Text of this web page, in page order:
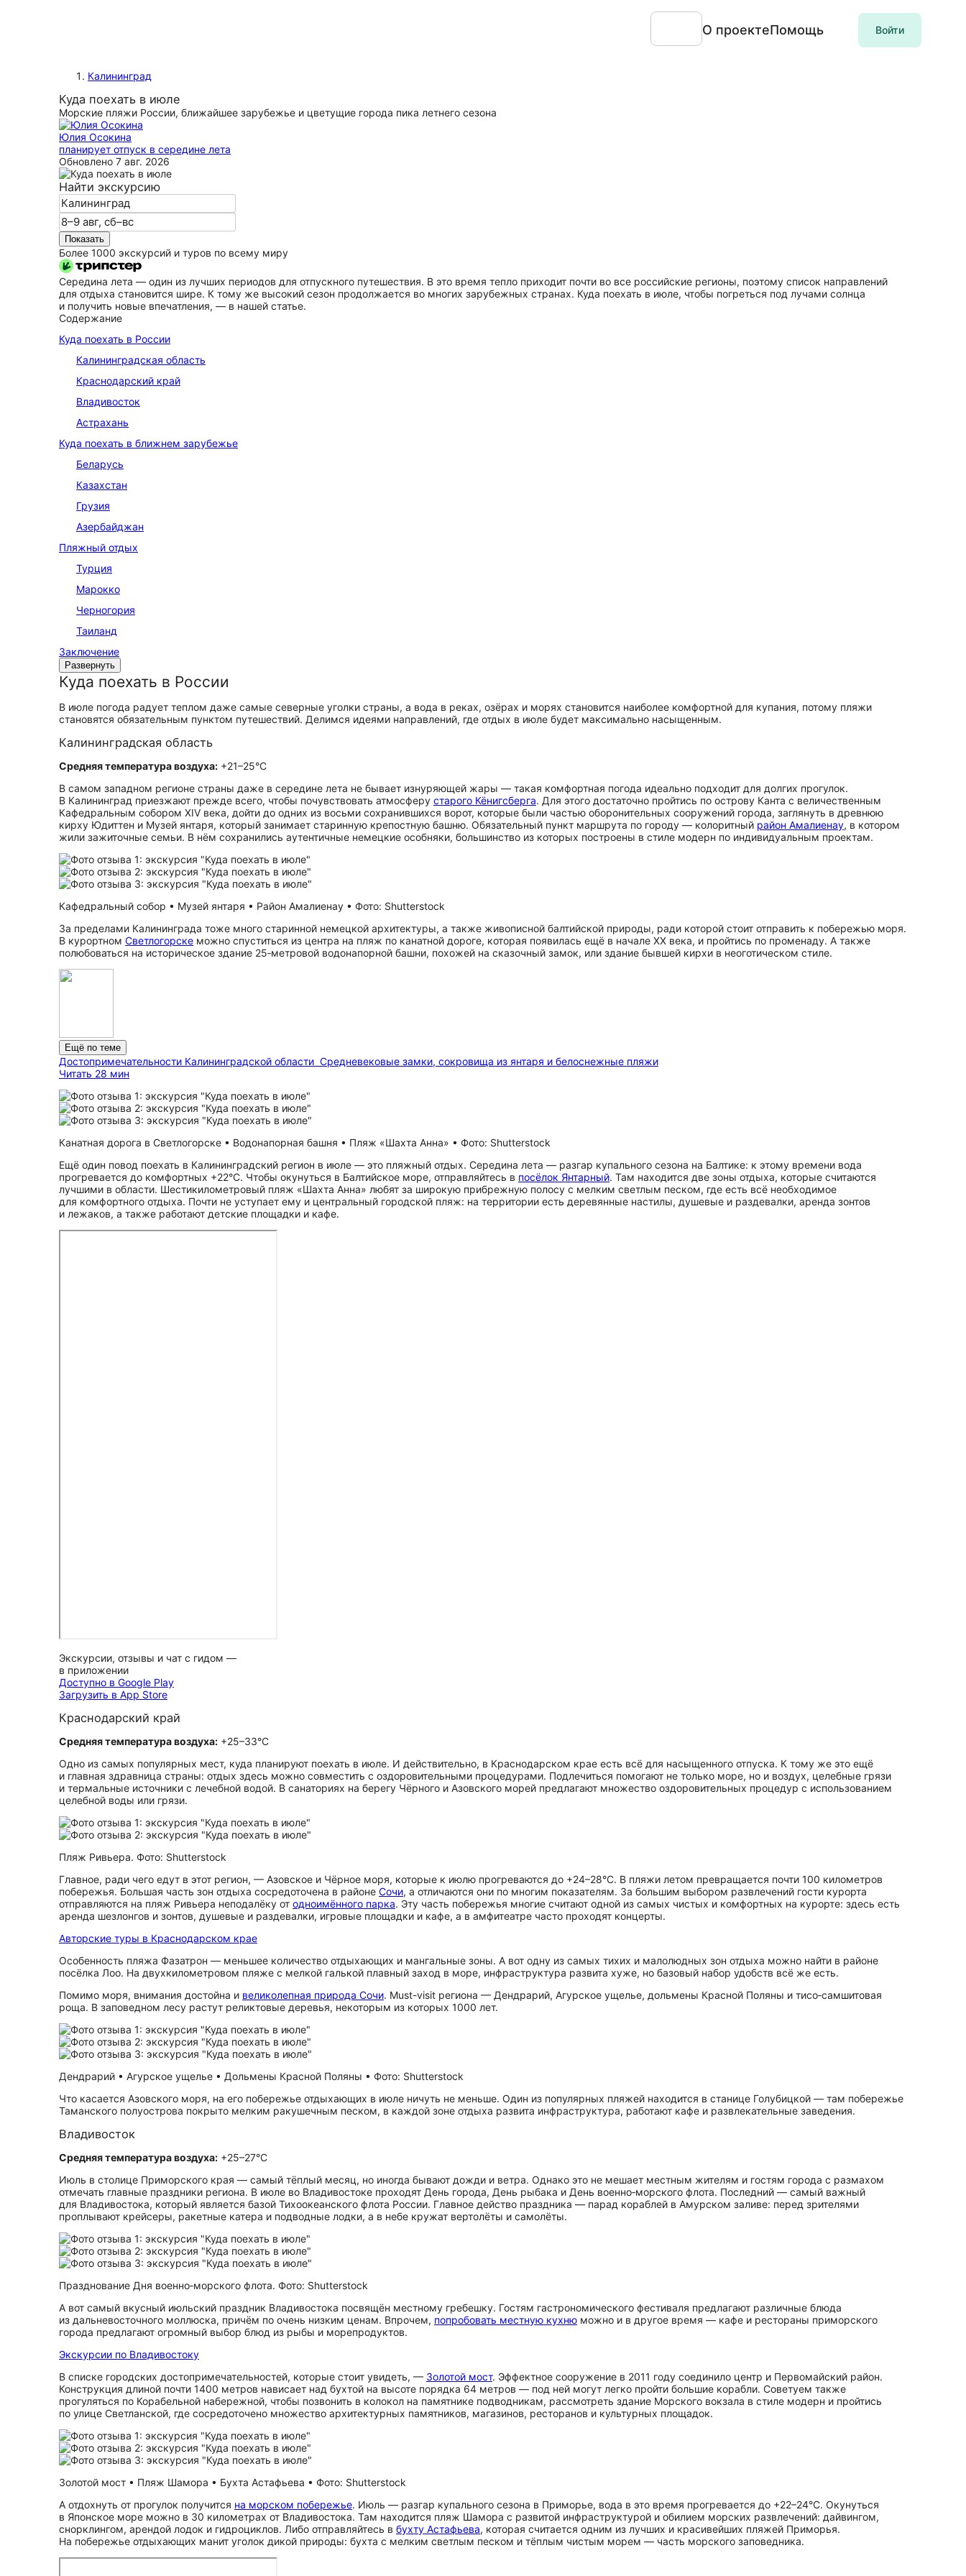
О проектеПомощь Войти
Калининград
Куда поехать в июле
Морские пляжи России, ближайшее зарубежье и цветущие города пика летнего сезона
Юлия Осокина
планирует отпуск в середине лета
Обновлено 7 авг. 2026
Найти экскурсию
Показать
Более 1000 экскурсий и туров по всему миру
Середина лета — один из лучших периодов для отпускного путешествия. В это время тепло приходит почти во все российские регионы, поэтому список направлений
для отдыха становится шире. К тому же высокий сезон продолжается во многих зарубежных странах. Куда поехать в июле, чтобы погреться под лучами солнца
и получить новые впечатления, — в нашей статье.
Содержание
Куда поехать в России
Калининградская область
Краснодарский край
Владивосток
Астрахань
Куда поехать в ближнем зарубежье
Беларусь
Казахстан
Грузия
Азербайджан
Пляжный отдых
Турция
Марокко
Черногория
Таиланд
Заключение
Развернуть
Куда поехать в России
В июле погода радует теплом даже самые северные уголки страны, а вода в реках, озёрах и морях становится наиболее комфортной для купания, потому пляжи
становятся обязательным пунктом путешествий. Делимся идеями направлений, где отдых в июле будет максимально насыщенным.
Калининградская область
Средняя температура воздуха: +21–25°C
В самом западном регионе страны даже в середине лета не бывает изнуряющей жары — такая комфортная погода идеально подходит для долгих прогулок.
В Калининград приезжают прежде всего, чтобы почувствовать атмосферу старого Кёнигсберга. Для этого достаточно пройтись по острову Канта с величественным
Кафедральным собором XIV века, дойти до одних из восьми сохранившихся ворот, которые были частью оборонительных сооружений города, заглянуть в древнюю
кирху Юдиттен и Музей янтаря, который занимает старинную крепостную башню. Обязательный пункт маршрута по городу — колоритный район Амалиенау, в котором
жили зажиточные семьи. В нём сохранились аутентичные немецкие особняки, большинство из которых построены в стиле модерн по индивидуальным проектам.
Кафедральный собор • Музей янтаря • Район Амалиенау • Фото: Shutterstock
За пределами Калининграда тоже много старинной немецкой архитектуры, а также живописной балтийской природы, ради которой стоит отправить к побережью моря.
В курортном Светлогорске можно спуститься из центра на пляж по канатной дороге, которая появилась ещё в начале XX века, и пройтись по променаду. А также
полюбоваться на историческое здание 25‑метровой водонапорной башни, похожей на сказочный замок, или здание бывшей кирхи в неоготическом стиле.
Ещё по теме
До­сто­при­ме­ча­тель­но­сти Калининградской области Средневековые замки, сокровища из янтаря и белоснежные пляжи
Читать 28 мин
Канатная дорога в Светлогорске • Водонапорная башня • Пляж «Шахта Анна» • Фото: Shutterstock
Ещё один повод поехать в Калининградский регион в июле — это пляжный отдых. Середина лета — разгар купального сезона на Балтике: к этому времени вода
прогревается до комфортных +22°С. Чтобы окунуться в Балтийское море, отправляйтесь в посёлок Янтарный. Там находится две зоны отдыха, которые считаются
лучшими в области. Шестикилометровый пляж «Шахта Анна» любят за широкую прибрежную полосу с мелким светлым песком, где есть всё необходимое
для комфортного отдыха. Почти не уступает ему и центральный городской пляж: на территории есть деревянные настилы, душевые и раздевалки, аренда зонтов
и лежаков, а также работают детские площадки и кафе.
Экскурсии, отзывы и чат с гидом —
в приложении
Доступно в Google Play
Загрузить в App Store
Краснодарский край
Средняя температура воздуха: +25–33°C
Одно из самых популярных мест, куда планируют поехать в июле. И действительно, в Краснодарском крае есть всё для насыщенного отпуска. К тому же это ещё
и главная здравница страны: отдых здесь можно совместить с оздоровительными процедурами. Подлечиться помогают не только море, но и воздух, целебные грязи
и термальные источники с лечебной водой. В санаториях на берегу Чёрного и Азовского морей предлагают множество оздоровительных процедур с использованием
целебной воды или грязи.
Пляж Ривьера. Фото: Shutterstock
Главное, ради чего едут в этот регион, — Азовское и Чёрное моря, которые к июлю прогреваются до +24–28°C. В пляжи летом превращается почти 100 километров
побережья. Большая часть зон отдыха сосредоточена в районе Сочи, а отличаются они по многим показателям. За большим выбором развлечений гости курорта
отправляются на пляж Ривьера неподалёку от одноимённого парка. Эту часть побережья многие считают одной из самых чистых и комфортных на курорте: здесь есть
аренда шезлонгов и зонтов, душевые и раздевалки, игровые площадки и кафе, а в амфитеатре часто проходят концерты.
Авторские туры в Краснодарском крае
Особенность пляжа Фазатрон — меньшее количество отдыхающих и мангальные зоны. А вот одну из самых тихих и малолюдных зон отдыха можно найти в районе
посёлка Лоо. На двухкилометровом пляже с мелкой галькой плавный заход в море, инфраструктура развита хуже, но базовый набор удобств всё же есть.
Помимо моря, внимания достойна и великолепная природа Сочи. Must-visit региона — Дендрарий, Агурское ущелье, дольмены Красной Поляны и тисо‑самшитовая
роща. В заповедном лесу растут реликтовые деревья, некоторым из которых 1000 лет.
Дендрарий • Агурское ущелье • Дольмены Красной Поляны • Фото: Shutterstock
Что касается Азовского моря, на его побережье отдыхающих в июле ничуть не меньше. Один из популярных пляжей находится в станице Голубицкой — там побережье
Таманского полуострова покрыто мелким ракушечным песком, в каждой зоне отдыха развита инфраструктура, работают кафе и развлекательные заведения.
Владивосток
Средняя температура воздуха: +25–27°C
Июль в столице Приморского края — самый тёплый месяц, но иногда бывают дожди и ветра. Однако это не мешает местным жителям и гостям города с размахом
отмечать главные праздники региона. В июле во Владивостоке проходят День города, День рыбака и День военно‑морского флота. Последний — самый важный
для Владивостока, который является базой Тихоокеанского флота России. Главное действо праздника — парад кораблей в Амурском заливе: перед зрителями
проплывают крейсеры, ракетные катера и подводные лодки, а в небе кружат вертолёты и самолёты.
Празднование Дня военно‑морского флота. Фото: Shutterstock
А вот самый вкусный июльский праздник Владивостока посвящён местному гребешку. Гостям гастрономического фестиваля предлагают различные блюда
из дальневосточного моллюска, причём по очень низким ценам. Впрочем, попробовать местную кухню можно и в другое время — кафе и рестораны приморского
города предлагают огромный выбор блюд из рыбы и морепродуктов.
Экскурсии по Владивостоку
В списке городских до­сто­при­ме­ча­тель­но­стей, которые стоит увидеть, — Золотой мост. Эффектное сооружение в 2011 году соединило центр и Первомайский район.
Конструкция длиной почти 1400 метров нависает над бухтой на высоте порядка 64 метров — под ней могут легко пройти большие корабли. Советуем также
прогуляться по Корабельной набережной, чтобы позвонить в колокол на памятнике подводникам, рассмотреть здание Морского вокзала в стиле модерн и пройтись
по улице Светланской, где сосредоточено множество архитектурных памятников, магазинов, ресторанов и культурных площадок.
Золотой мост • Пляж Шамора • Бухта Астафьева • Фото: Shutterstock
А отдохнуть от прогулок получится на морском побережье. Июль — разгар купального сезона в Приморье, вода в это время прогревается до +22–24°С. Окунуться
в Японское море можно в 30 километрах от Владивостока. Там находится пляж Шамора с развитой инфраструктурой и обилием морских развлечений: дайвингом,
снорклингом, арендой лодок и гидроциклов. Либо отправляйтесь в бухту Астафьева, которая считается одним из лучших и красивейших пляжей Приморья.
На побережье отдыхающих манит уголок дикой природы: бухта с мелким светлым песком и тёплым чистым морем — часть морского заповедника.